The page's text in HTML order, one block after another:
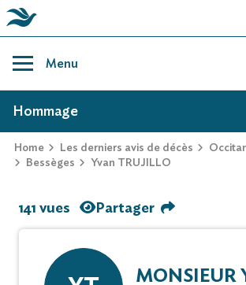
content
Menu
AVIS DE DÉCÈS DE
Home Les derniers avis de décès
Bessèges
Yvan TRUJILLO
Hommage
141 vues Partager
MONSIEUR